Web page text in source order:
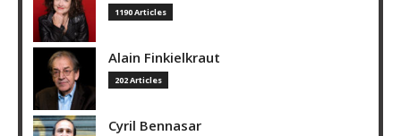
1190 Articles
Alain Finkielkraut
202 Articles
Cyril Bennasar